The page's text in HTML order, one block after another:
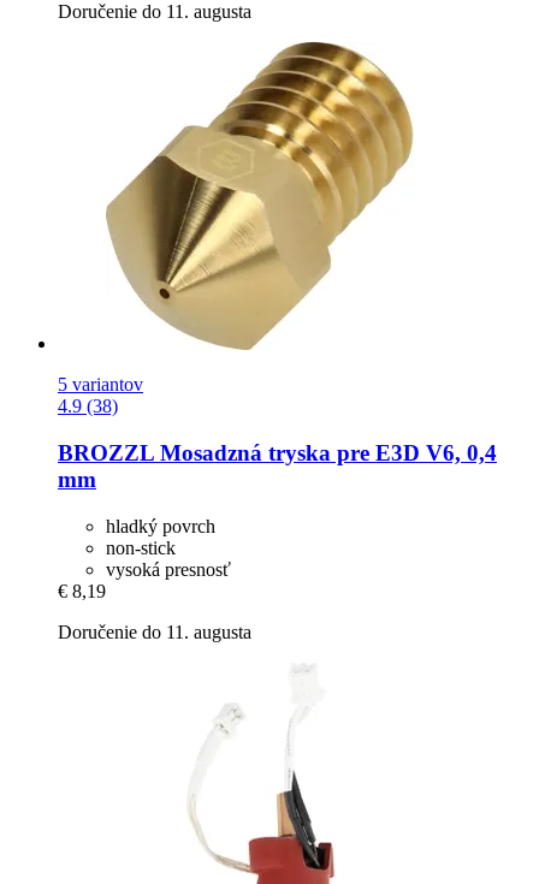
Doručenie do 11. augusta
5 variantov
4.9 (38)
BROZZL Mosadzná tryska pre E3D V6, 0,4
mm
hladký povrch
non-stick
vysoká presnosť
€ 8,19
Doručenie do 11. augusta